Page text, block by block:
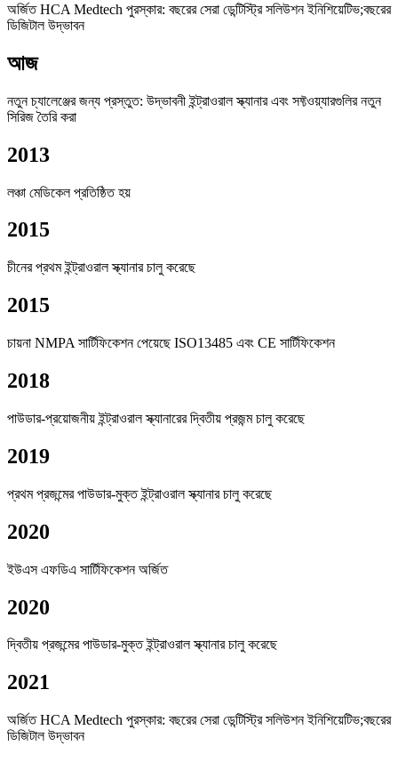
অর্জিত HCA Medtech পুরস্কার: বছরের সেরা ডেন্টিস্ট্রি সলিউশন ইনিশিয়েটিভ;বছরের
ডিজিটাল উদ্ভাবন
আজ
নতুন চ্যালেঞ্জের জন্য প্রস্তুত: উদ্ভাবনী ইন্ট্রাওরাল স্ক্যানার এবং সফ্টওয়্যারগুলির নতুন
সিরিজ তৈরি করা
2013
লঞ্চা মেডিকেল প্রতিষ্ঠিত হয়
2015
চীনের প্রথম ইন্ট্রাওরাল স্ক্যানার চালু করেছে
2015
চায়না NMPA সার্টিফিকেশন পেয়েছে ISO13485 এবং CE সার্টিফিকেশন
2018
পাউডার-প্রয়োজনীয় ইন্ট্রাওরাল স্ক্যানারের দ্বিতীয় প্রজন্ম চালু করেছে
2019
প্রথম প্রজন্মের পাউডার-মুক্ত ইন্ট্রাওরাল স্ক্যানার চালু করেছে
2020
ইউএস এফডিএ সার্টিফিকেশন অর্জিত
2020
দ্বিতীয় প্রজন্মের পাউডার-মুক্ত ইন্ট্রাওরাল স্ক্যানার চালু করেছে
2021
অর্জিত HCA Medtech পুরস্কার: বছরের সেরা ডেন্টিস্ট্রি সলিউশন ইনিশিয়েটিভ;বছরের
ডিজিটাল উদ্ভাবন